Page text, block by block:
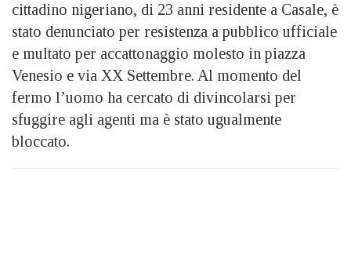
cittadino nigeriano, di 23 anni residente a Casale, è
stato denunciato per resistenza a pubblico ufficiale
e multato per accattonaggio molesto in piazza
Venesio e via XX Settembre. Al momento del
fermo l’uomo ha cercato di divincolarsi per
sfuggire agli agenti ma è stato ugualmente
bloccato.